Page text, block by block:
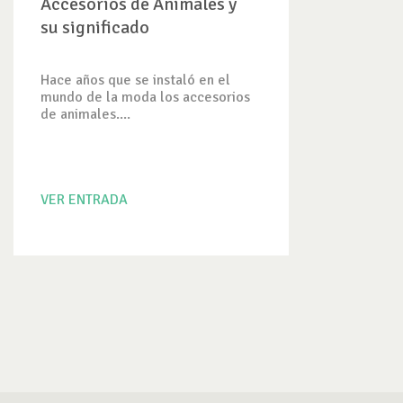
su significado
Hace años que se instaló en el
mundo de la moda los accesorios
de animales....
VER ENTRADA